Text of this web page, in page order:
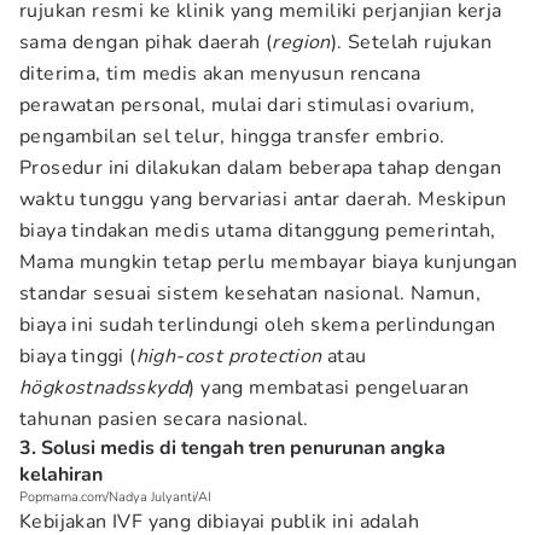
rujukan resmi ke klinik yang memiliki perjanjian kerja
sama dengan pihak daerah (region). Setelah rujukan
diterima, tim medis akan menyusun rencana
perawatan personal, mulai dari stimulasi ovarium,
pengambilan sel telur, hingga transfer embrio.
Prosedur ini dilakukan dalam beberapa tahap dengan
waktu tunggu yang bervariasi antar daerah. Meskipun
biaya tindakan medis utama ditanggung pemerintah,
Mama mungkin tetap perlu membayar biaya kunjungan
standar sesuai sistem kesehatan nasional. Namun,
biaya ini sudah terlindungi oleh skema perlindungan
biaya tinggi (high-cost protectionatau
högkostnadsskydd) yang membatasi pengeluaran
tahunan pasien secara nasional.
3. Solusi medis di tengah tren penurunan angka
kelahiran
Popmama.com/Nadya Julyanti/AI
Kebijakan IVF yang dibiayai publik ini adalah